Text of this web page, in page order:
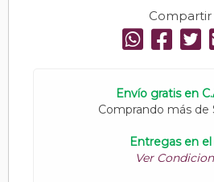
Compartir
Envío gratis en
Comprando más
Entregas en el
Ver